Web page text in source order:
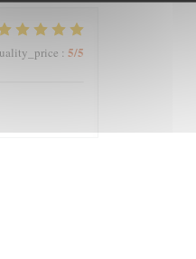
: 5/5